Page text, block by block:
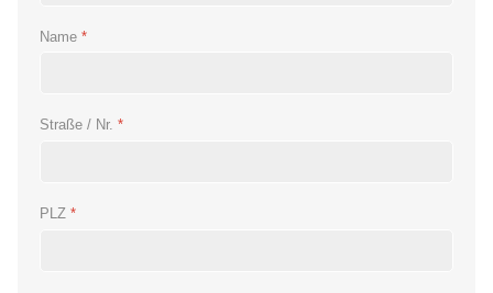
Name *
Straße / Nr. *
PLZ *